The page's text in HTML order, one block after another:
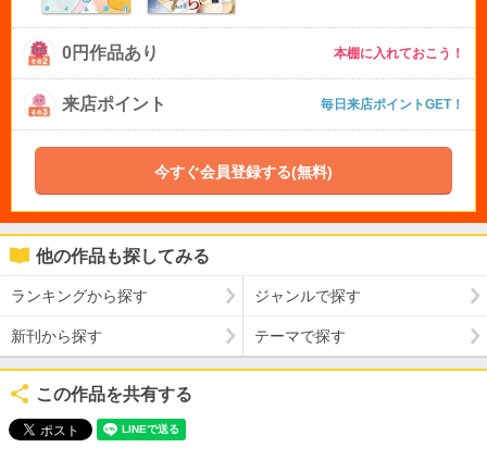
0円作品あり 本棚に入れておこう！
来店ポイント 毎日来店ポイントGET！
今すぐ会員登録する(無料)
他の作品も探してみる
ランキングから探す ジャンルで探す
新刊から探す テーマで探す
この作品を共有する